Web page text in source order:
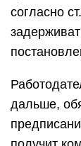
согласно
дальше,